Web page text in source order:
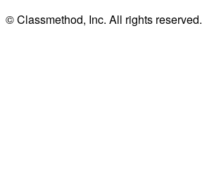
© Classmethod, Inc. All rights reserved.